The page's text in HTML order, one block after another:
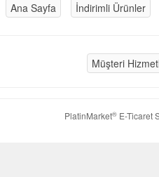
Ana Sayfa İndirimli Ürünler
Müşteri
PlatinMarket®E-Ticaret